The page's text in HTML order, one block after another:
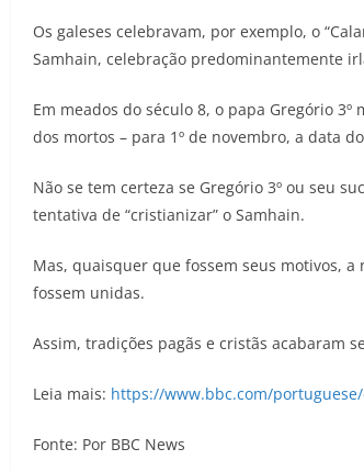
Os galeses celebravam, por exemplo, o
Samhain, celebração predominantemente
Em meados do século 8, o papa Gregório
dos mortos – para 1º de novembro, a data
Não se tem certeza se Gregório 3º ou seu
tentativa de “cristianizar” o Samhain.
Mas, quaisquer que fossem seus motivos,
fossem unidas.
Assim, tradições pagãs e cristãs acabaram
Leia mais: https://www.bbc.com/
Fonte: Por BBC News